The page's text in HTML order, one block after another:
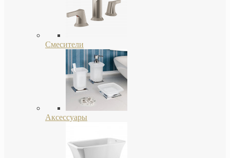
Смесители
Аксессуары